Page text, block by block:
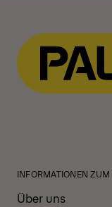
INFORMATIONEN
Über uns